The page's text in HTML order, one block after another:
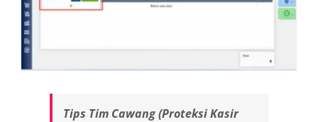
Tips Tim Cawang (Proteksi Kasir